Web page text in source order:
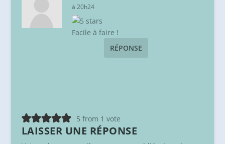
à 20h24
Facile à faire !
RÉPONSE
5 from 1 vote
LAISSER UNE RÉPONSE